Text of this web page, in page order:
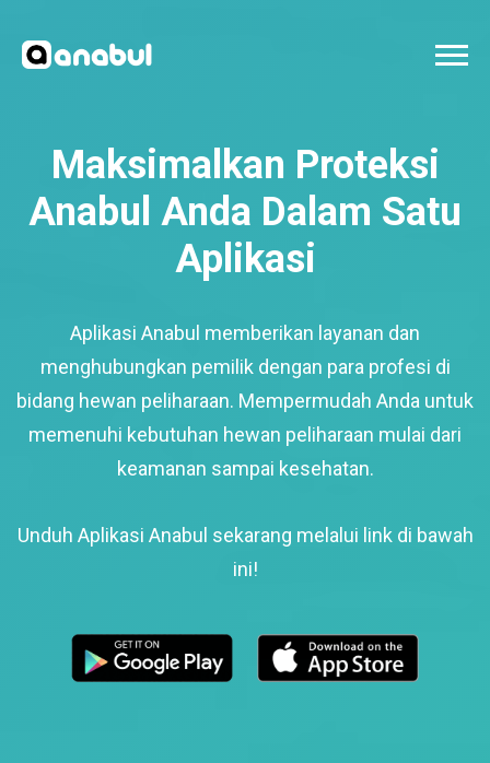
Maksimalkan Proteksi
Anabul Anda Dalam Satu
Aplikasi
Aplikasi Anabul memberikan layanan dan
menghubungkan pemilik dengan para profesi di
bidang hewan peliharaan. Mempermudah Anda untuk
memenuhi kebutuhan hewan peliharaan mulai dari
keamanan sampai kesehatan.
Unduh Aplikasi Anabul sekarang melalui link di bawah
ini!